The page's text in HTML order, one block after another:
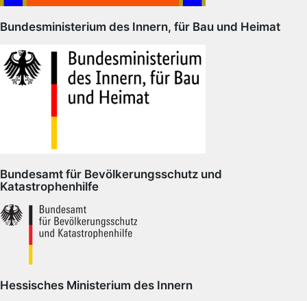
Bundesministerium des Innern, für Bau und Heimat
Bundesamt für Bevölkerungsschutz und
Katastrophenhilfe
Hessisches Ministerium des Innern